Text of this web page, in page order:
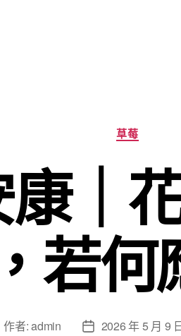
分
類
草莓
｜
若何
作者:admin
文 2026 年 5 月 9